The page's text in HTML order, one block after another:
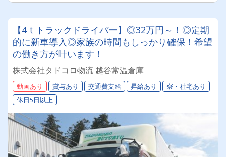
【4ｔトラックドライバー】◎32万円～！◎定期
的に新車導入◎家族の時間もしっかり確保！希望
の働き方が叶います！
株式会社タドコロ物流 越谷常温倉庫
動画あり 賞与あり 交通費支給 昇給あり
寮・社宅あり
休日5日以上